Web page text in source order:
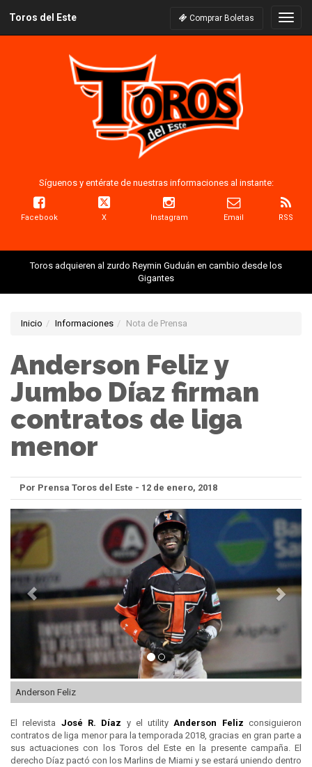
Toros del Este Comprar Boletas
Síguenos y entérate de nuestras informaciones al instante:
Facebook X Instagram Email RSS
Toros adquieren al zurdo Reymin Guduán en cambio desde los
Gigantes
Inicio Informaciones Nota de Prensa
Anderson Feliz y
Jumbo Díaz firman
contratos de liga
menor
Por Prensa Toros del Este - 12 de enero, 2018
Anterior
Anderson Feliz
El relevista José R. Díaz y el utilityAnderson Feliz consiguieron
contratos de liga menor para la temporada 2018, gracias en gran parte a
sus actuaciones con los Toros del Este en la presente campaña. El
derecho Díaz pactó con los Marlins de Miami y se estará uniendo dentro